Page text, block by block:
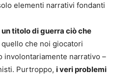
elementi narrativi fondanti
titolo di guerra ciò che
quello che noi giocatori
involontariamente narrativo –
Purtroppo, i veri problemi